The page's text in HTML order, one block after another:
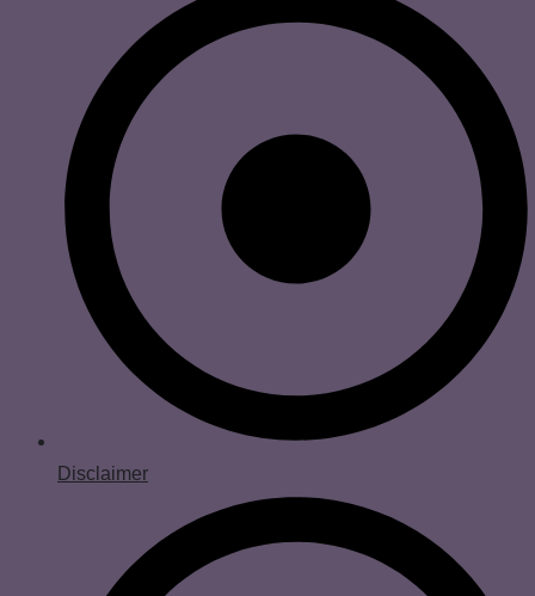
Disclaimer